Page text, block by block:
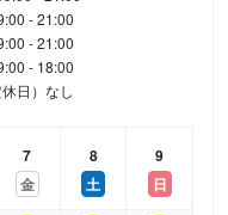
- 21:00
- 21:00
- 18:00
休日）なし
7
金
8
土
9
日